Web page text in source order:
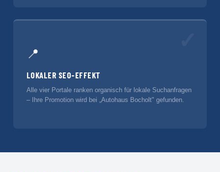
📍
LOKALER SEO-EFFEKT
Alle vier Portale ranken organisch für lokale Suchanfragen
– Ihre Promotion wird bei „Autohaus Bocholt" gefunden.